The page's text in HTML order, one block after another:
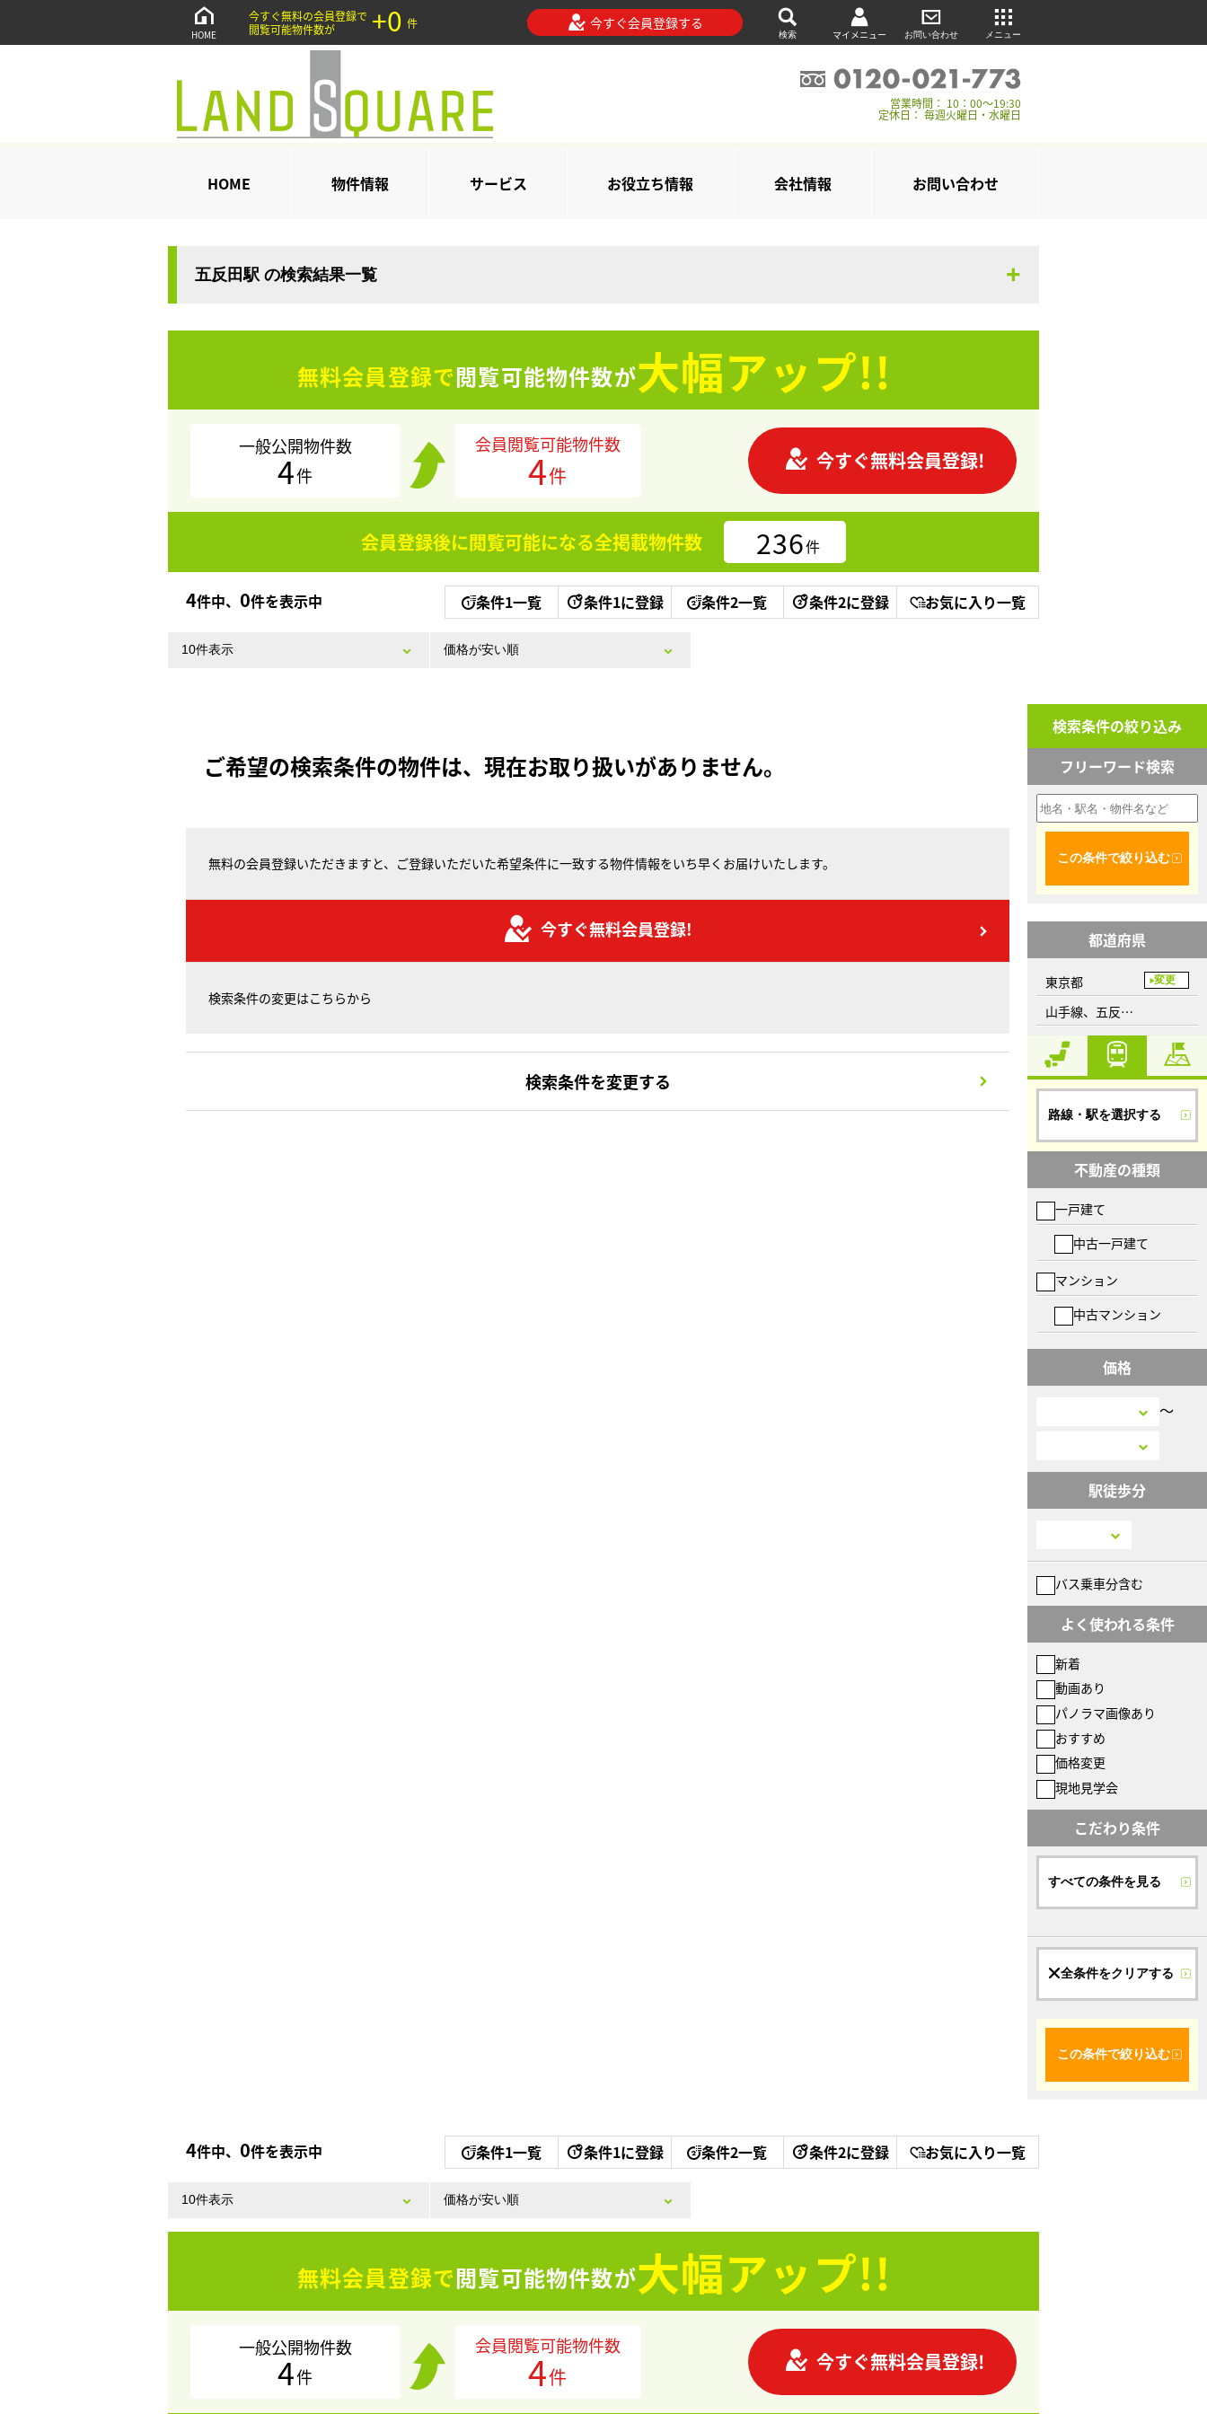
HOME
今すぐ無料の会員登録で
閲覧可能物件数が
+0 件 今すぐ会員登録する
検索 マイメニュー お問い合わせ メニュー
営業時間： 10：00～19:30
定休日： 毎週火曜日・水曜日
HOME 物件情報 サービス お役立ち情報 会社情報 お問い合わせ
五反田駅 の検索結果一覧
無料会員登録で閲覧可能物件数が大幅アップ!!
一般公開物件数
4件
会員閲覧可能物件数
4件
今すぐ無料会員登録!
会員登録後に閲覧可能になる全掲載物件数 236件
4件中、 0件を表示中 条件1一覧 条件1に登録 条件2一覧 条件2に登録 お気に入り一覧
ご希望の検索条件の物件は、現在お取り扱いがありません。
無料の会員登録いただきますと、ご登録いただいた希望条件に一致する物件情報をいち早くお届けいたします。
今すぐ無料会員登録!
検索条件の変更はこちらから
検索条件を変更する
検索条件の絞り込み
フリーワード検索
この条件で絞り込む
都道府県
東京都 変更
山手線、五反田駅
路線・駅を選択する
不動産の種類
一戸建て
中古一戸建て
マンション
中古マンション
価格
〜
駅徒歩分
バス乗車分含む
よく使われる条件
新着
動画あり
パノラマ画像あり
おすすめ
価格変更
現地見学会
こだわり条件
すべての条件を見る
全条件をクリアする
この条件で絞り込む
4件中、 0件を表示中 条件1一覧 条件1に登録 条件2一覧 条件2に登録 お気に入り一覧
無料会員登録で閲覧可能物件数が大幅アップ!!
一般公開物件数
4件
会員閲覧可能物件数
4件
今すぐ無料会員登録!